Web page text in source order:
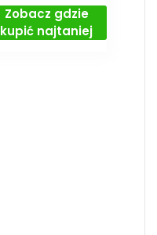
Zobacz gdzie
kupić najtaniej